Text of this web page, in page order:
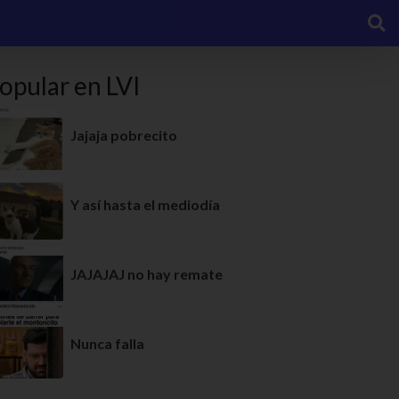
en LVI
Jajaja pobrecito
Y así hasta el mediodía
JAJAJAJ no hay remate
Nunca falla